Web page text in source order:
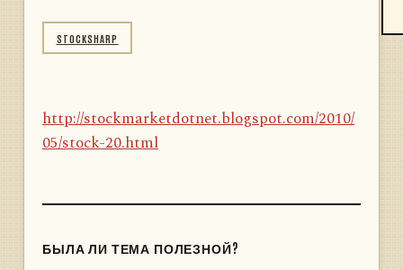
STOCKSHARP
http://stockmarketdotnet.blogspot.com/2010/
05/stock-20.html
БЫЛА ЛИ ТЕМА ПОЛЕЗНОЙ?